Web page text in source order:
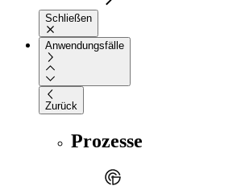
Schließen
Anwendungsfälle
Zurück
Prozesse